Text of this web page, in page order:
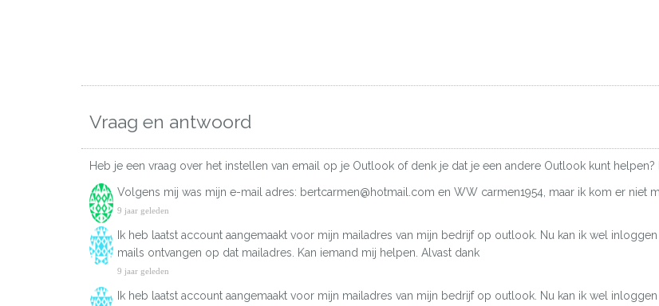
Vraag en antwoord
Heb je een vraag over het instellen van email op je Outlook of denk je dat je een andere Outlook kunt
Volgens mij was mijn e-mail adres: bertcarmen@hotmail.com en WW carmen1954, maar ik kom er niet
9 jaar geleden
Ik heb laatst account aangemaakt voor mijn mailadres van mijn bedrijf op outlook. Nu kan ik wel
mails ontvangen op dat mailadres. Kan iemand mij helpen. Alvast dank
9 jaar geleden
Ik heb laatst account aangemaakt voor mijn mailadres van mijn bedrijf op outlook. Nu kan ik wel